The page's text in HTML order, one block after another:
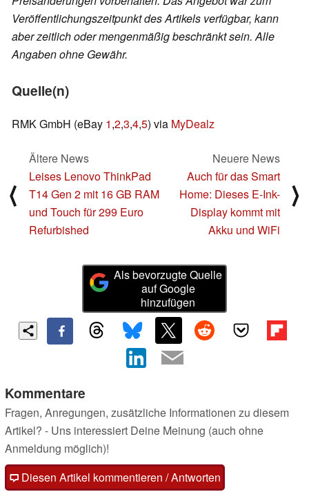
Veröffentlichungszeitpunkt des Artikels verfügbar, kann
aber zeitlich oder mengenmäßig beschränkt sein. Alle
Angaben ohne Gewähr.
Quelle(n)
RMK GmbH (eBay 1,2,3,4,5) via MyDealz
⟨
Ältere News
Leises Lenovo ThinkPad
T14 Gen 2 mit 16 GB RAM
und Touch für 299 Euro
Refurbished
Neuere News
Auch für das Smart
Home: Dieses E-Ink-
Display kommt mit
Akku und WiFi
⟩
Als bevorzugte Quelle
auf Google
hinzufügen
Kommentare
Fragen, Anregungen, zusätzliche Informationen zu diesem
Artikel? - Uns interessiert Deine Meinung (auch ohne
Anmeldung möglich)!
Diesen Artikel kommentieren / Antworten